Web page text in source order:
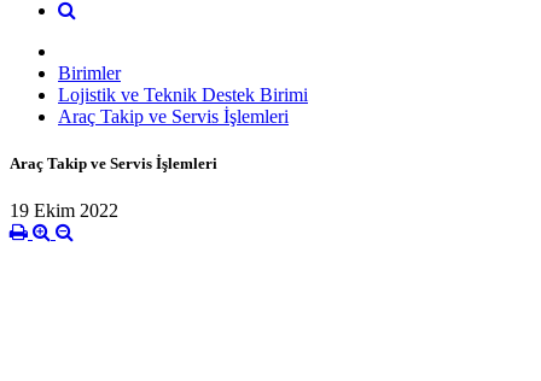
Birimler
Lojistik ve Teknik Destek Birimi
Araç Takip ve Servis İşlemleri
Araç Takip ve Servis İşlemleri
19 Ekim 2022